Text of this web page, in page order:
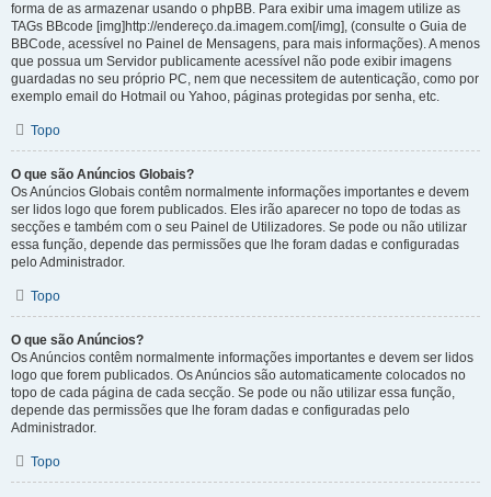
forma de as armazenar usando o phpBB. Para exibir uma imagem utilize as
TAGs BBcode [img]http://endereço.da.imagem.com[/img], (consulte o Guia de
BBCode, acessível no Painel de Mensagens, para mais informações). A menos
que possua um Servidor publicamente acessível não pode exibir imagens
guardadas no seu próprio PC, nem que necessitem de autenticação, como por
exemplo email do Hotmail ou Yahoo, páginas protegidas por senha, etc.
Topo
O que são Anúncios Globais?
Os Anúncios Globais contêm normalmente informações importantes e devem
ser lidos logo que forem publicados. Eles irão aparecer no topo de todas as
secções e também com o seu Painel de Utilizadores. Se pode ou não utilizar
essa função, depende das permissões que lhe foram dadas e configuradas
pelo Administrador.
Topo
O que são Anúncios?
Os Anúncios contêm normalmente informações importantes e devem ser lidos
logo que forem publicados. Os Anúncios são automaticamente colocados no
topo de cada página de cada secção. Se pode ou não utilizar essa função,
depende das permissões que lhe foram dadas e configuradas pelo
Administrador.
Topo